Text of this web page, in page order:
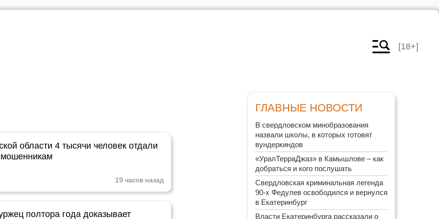
[18+]
области 4 тысячи человек отдали
19 часов назад
полтора года доказывает
ГЛАВНЫЕ НОВОСТИ
В свердловском минобразования
назвали школы, в которых готовят
вундеркиндов
«УралТерраДжаз» в Камышлове – как
добраться и кого послушать
Свердловская криминальная легенда
90-х Федулев освободился и вернулся
в Екатеринбург
Власти Екатеринбурга рассказали о